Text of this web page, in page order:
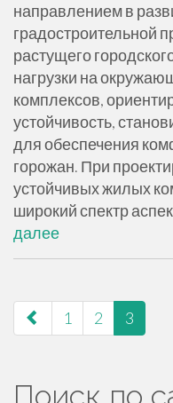
направлением в
градостроительной
растущего
нагрузки на
комплексов,
устойчивость,
для обеспечения
горожан. При
устойчивых жилых
широкий спектр
далее
навигация
по
1 2 3
Поиск по